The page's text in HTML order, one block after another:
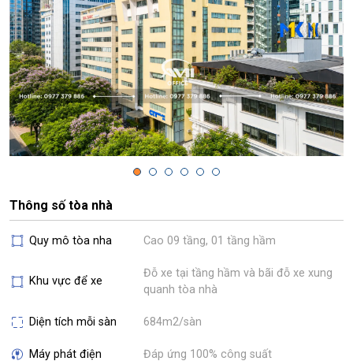
Thông số tòa nhà
Quy mô tòa nha Cao 09 tầng, 01 tầng hầm
Khu vực để xe
Đỗ xe tại tầng hầm và bãi đỗ xe xung
quanh tòa nhà
Diện tích mỗi sàn 684m2/sàn
Máy phát điện Đáp ứng 100% công suất